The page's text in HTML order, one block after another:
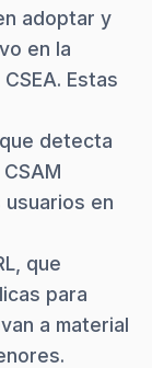
adoptar y
en la
Estas
detecta
en
que
para
a material